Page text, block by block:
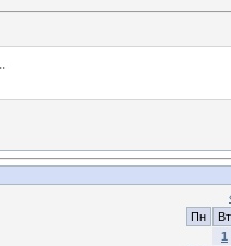
Пн
Вт
1